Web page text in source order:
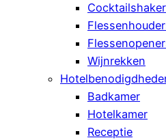
Wijnrekken
Badkamer
Hotelkamer
Receptie